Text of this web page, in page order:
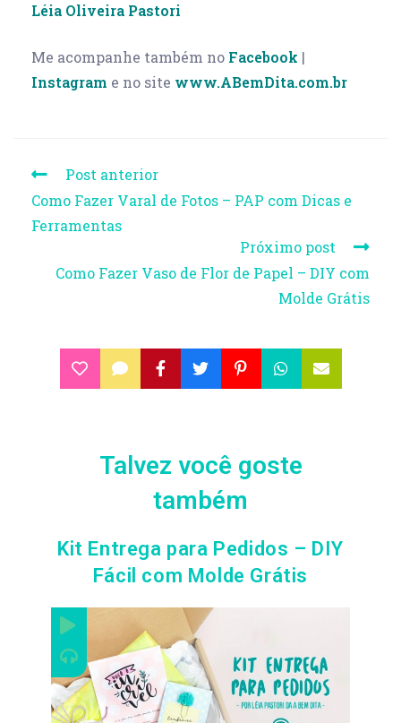
Léia Oliveira Pastori
Me acompanhe também no Facebook |
Instagram e no site www.ABemDita.com.br
Post anterior
Como Fazer Varal de Fotos – PAP com Dicas e
Ferramentas
Próximo post
Como Fazer Vaso de Flor de Papel – DIY com
Molde Grátis
Talvez você goste
também
Kit Entrega para Pedidos – DIY
Fácil com Molde Grátis